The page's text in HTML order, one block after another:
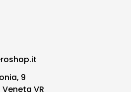
9
VR